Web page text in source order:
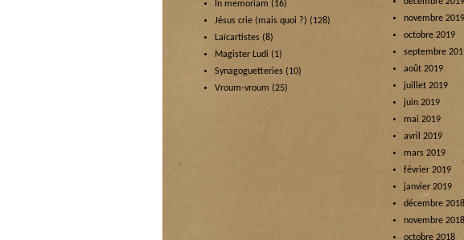
In memoriam (16)
Jésus crie (mais quoi ?) (128)
Laïcartistes (8)
Magister Ludi (1)
Synagoguetteries (10)
Vroum-vroum (25)
novembre 2019
octobre 2019
septembre
août 2019
juillet 2019
juin 2019
mai 2019
avril 2019
mars 2019
février 2019
janvier 2019
décembre 2018
novembre 2018
octobre 2018